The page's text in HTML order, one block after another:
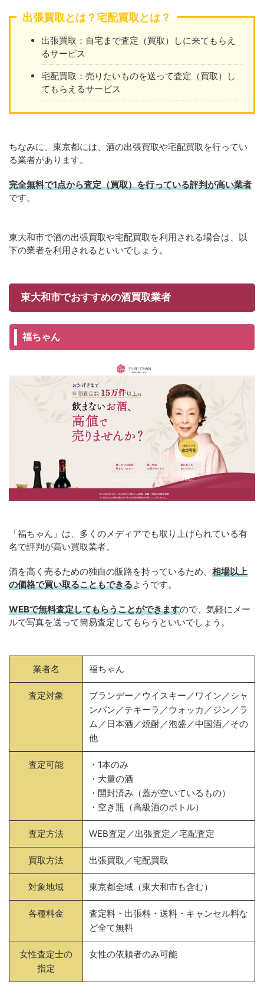
出張買取とは？宅配買取とは？
出張買取：自宅まで査定（買取）しに来てもらえ
るサービス
宅配買取：売りたいものを送って査定（買取）し
てもらえるサービス
ちなみに、東京都には、酒の出張買取や宅配買取を行ってい
る業者があります。
完全無料で1点から査定（買取）を行っている評判が高い業者
です。
東大和市で酒の出張買取や宅配買取を利用される場合は、以
下の業者を利用されるといいでしょう。
東大和市でおすすめの酒買取業者
福ちゃん
「福ちゃん」は、多くのメディアでも取り上げられている有
名で評判が高い買取業者。
酒を高く売るための独自の販路を持っているため、 相場以上
の価格で買い取ることもできるようです。
WEBで無料査定してもらうことができますので、気軽にメー
ルで写真を送って簡易査定してもらうといいでしょう。
業者名 福ちゃん
査定対象
ブランデー／ウイスキー／ワイン／シャ
ンパン／テキーラ／ウォッカ／ジン／ラ
ム／日本酒／焼酎／泡盛／中国酒／その
他
査定可能
・1本のみ
・大量の酒
・開封済み（蓋が空いているもの）
・空き瓶（高級酒のボトル）
査定方法 WEB査定／出張査定／宅配査定
買取方法 出張買取／宅配買取
対象地域 東京都全域（東大和市も含む）
各種料金
査定料・出張料・送料・キャンセル料な
ど全て無料
女性査定士の
指定
女性の依頼者のみ可能